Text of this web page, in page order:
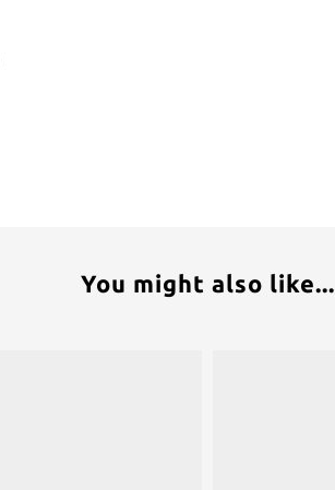
You might also like...